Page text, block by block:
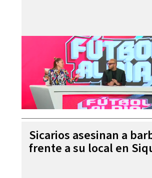
Sicarios asesinan a
frente a su local en